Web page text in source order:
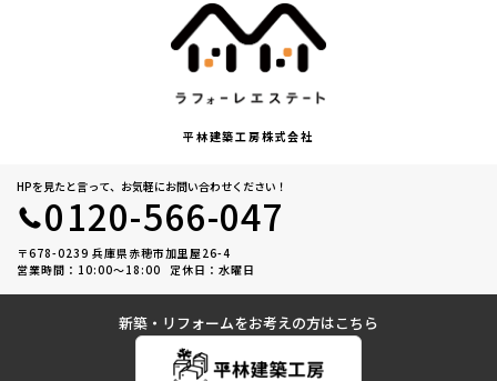
平林建築工房株式会社
HPを見たと言って、お気軽にお問い合わせください！
0120-566-047
〒678-0239 兵庫県赤穂市加里屋26-4
営業時間：10:00〜18:00
定休日：水曜日
新築・リフォームをお考えの方はこちら